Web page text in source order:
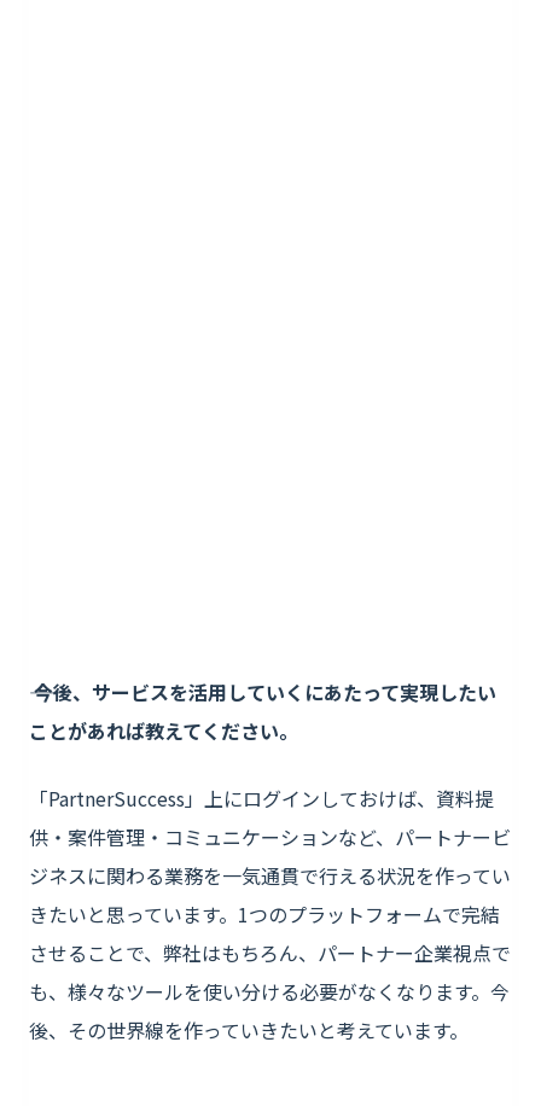
―― 今後、サービスを活用していくにあたって実現したい
ことがあれば教えてください。
「PartnerSuccess」上にログインしておけば、資料提
供・案件管理・コミュニケーションなど、パートナービ
ジネスに関わる業務を一気通貫で行える状況を作ってい
きたいと思っています。1つのプラットフォームで完結
させることで、弊社はもちろん、パートナー企業視点で
も、様々なツールを使い分ける必要がなくなります。今
後、その世界線を作っていきたいと考えています。